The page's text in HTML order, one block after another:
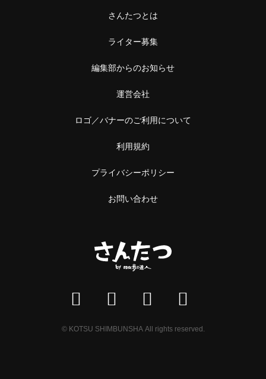
さんたつとは
ライター募集
編集部からのお知らせ
運営会社
ロゴ／バナーのご利用について
利用規約
プライバシーポリシー
お問い合わせ
© KOTSU SHIMBUNSHA All rights reserved.